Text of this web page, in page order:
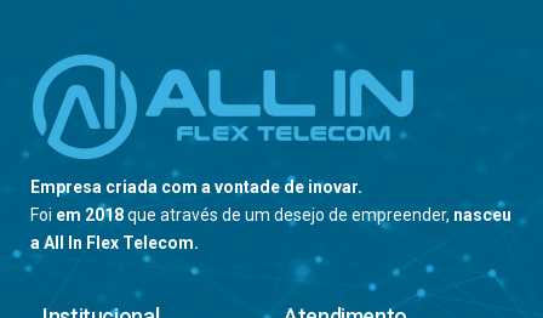
Empresa criada com a vontade de inovar.
Foi em 2018que através de um desejo de empreender, nasceu
a All In Flex Telecom.